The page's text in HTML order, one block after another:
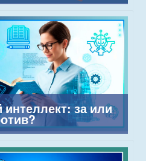
за или